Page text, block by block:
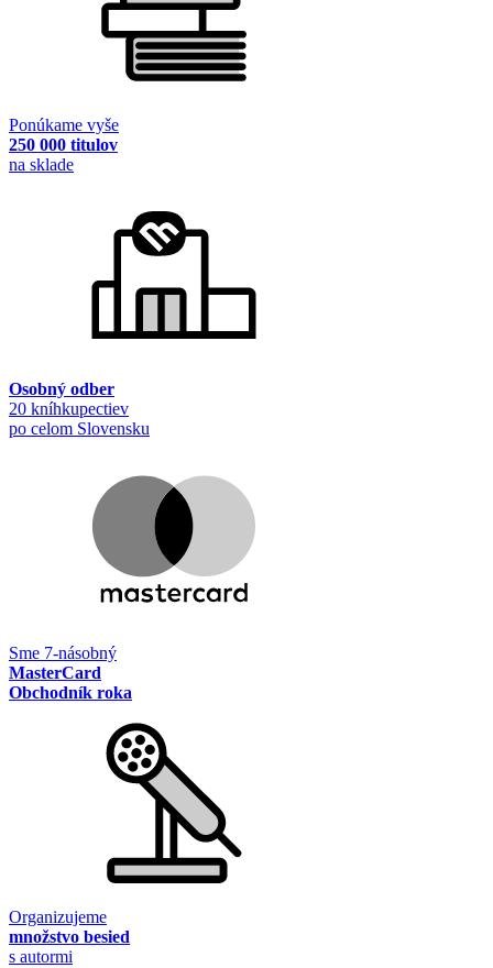
Ponúkame vyše
250 000 titulov
na sklade
Osobný odber
20 kníhkupectiev
po celom Slovensku
Sme 7-násobný
MasterCard
Obchodník roka
Organizujeme
množstvo besied
s autormi